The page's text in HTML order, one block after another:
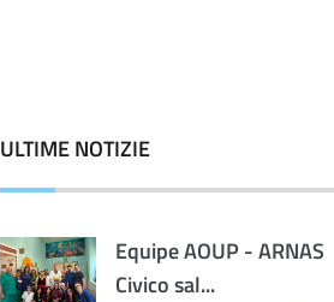
ULTIME NOTIZIE
Equipe AOUP - ARNAS
Civico sal...